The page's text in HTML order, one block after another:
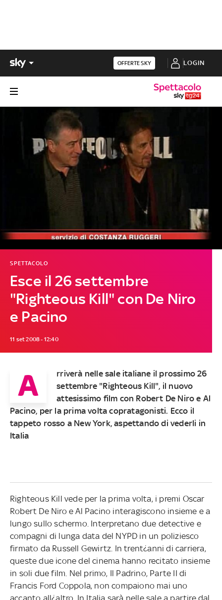
OFFERTE SKY LOGIN
Esce il 26 settembre
"Righteous Kill" con De Niro
e Pacino
SPETTACOLO
11 set 2008 - 12:40
A
rriverà nelle sale italiane il prossimo 26
settembre "Righteous Kill", il nuovo
attesissimo film con Robert De Niro e Al
Pacino, per la prima volta copratagonisti. Ecco il
tappeto rosso a New York, aspettando di vederli in
Italia
Righteous Kill vede per la prima volta, i premi Oscar
Robert De Niro e Al Pacino interagiscono insieme e a
lungo sullo schermo. Interpretano due detective e
compagni di lunga data del NYPD in un poliziesco
firmato da Russell Gewirtz. In trent¿anni di carriera,
queste due icone del cinema hanno recitato insieme
in soli due film. Nel primo, Il Padrino, Parte II di
Francis Ford Coppola, non compaiono mai uno